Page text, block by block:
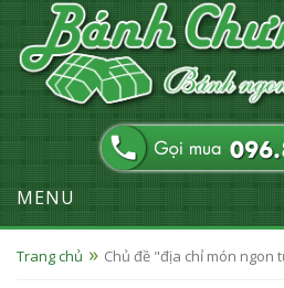
MENU
Trang chủ Chủ đề "địa chỉ món ngon